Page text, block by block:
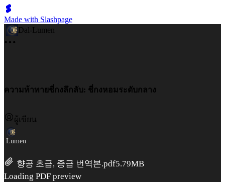
Made with Slashpage
Dal-Lumen
ความท้าทายชี่กงลึกลับ: ชี่กงหอมระดับกลาง
ผู้เขียน
Lumen
향공 초급, 중급 번역본.pdf5.79MB
Loading PDF preview